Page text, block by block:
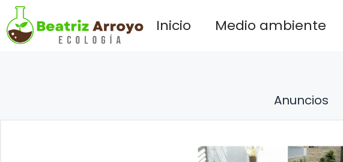
Saltar
al
contenido
Inicio Medio ambiente
Anuncios